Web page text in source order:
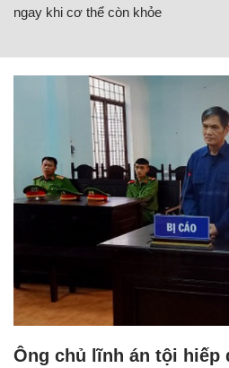
ngay khi cơ thể còn khỏe
Ông chủ lĩnh án tội hiếp